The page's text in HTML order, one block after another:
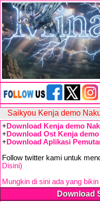
Saikyou Kenja demo
+ Download Kenja demo
+ Download Ost Kenja
+ Download Aplikasi
Follow twitter kami untuk
Disini)
Mungkin di sini ada yang
Download